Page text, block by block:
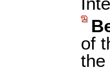
of
the